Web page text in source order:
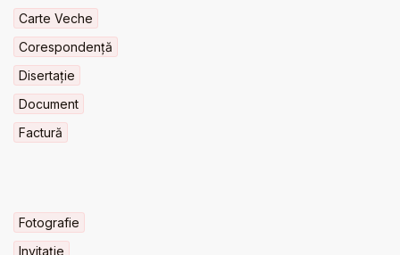
Carte Veche
Corespondență
Disertație
Document
Factură
Fotografie
Invitaţie